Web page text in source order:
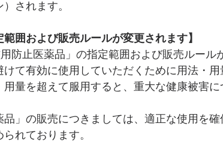
されます。
囲および販売ルールが変更されます】
防止医薬品」の指定範囲および販売ルール
て有効に使用していただくために用法・
量を超えて服用すると、重大な健康被害
」の販売につきましては、適正な使用を確
れております。